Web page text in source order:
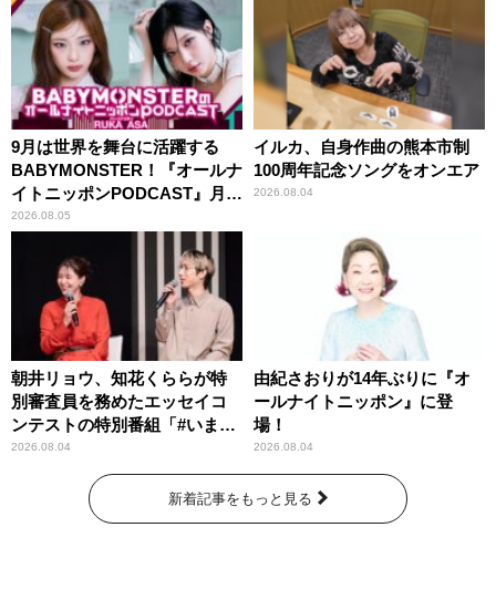
9月は世界を舞台に活躍する
BABYMONSTER！『オールナ
イトニッポンPODCAST』月替
わりパーソナリティ
2026.08.05
イルカ、自身作曲の熊本市制
100周年記念ソングをオンエア
2026.08.04
朝井リョウ、知花くららが特
別審査員を務めたエッセイコ
ンテストの特別番組「#いまあ
なたに伝えたいこと」
2026.08.04
由紀さおりが14年ぶりに『オ
ールナイトニッポン』に登
場！
2026.08.04
新着記事をもっと見る